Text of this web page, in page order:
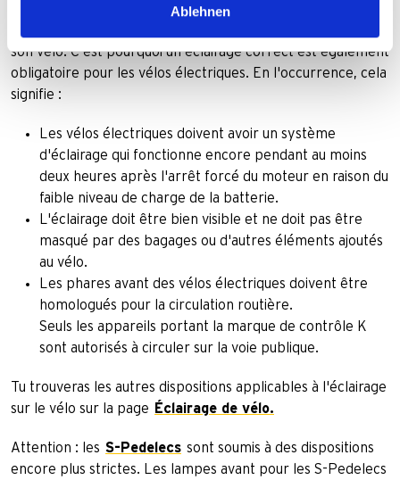
Ablehnen
avant tout une question de bon éclairage. Sans cela, on
son vélo. C'est pourquoi un éclairage correct est également
obligatoire pour les vélos électriques. En l'occurrence, cela
signifie :
Les vélos électriques doivent avoir un système
d'éclairage qui fonctionne encore pendant au moins
deux heures après l'arrêt forcé du moteur en raison du
faible niveau de charge de la batterie.
L'éclairage doit être bien visible et ne doit pas être
masqué par des bagages ou d'autres éléments ajoutés
au vélo.
Les phares avant des vélos électriques doivent être
homologués pour la circulation routière.
Seuls les appareils portant la marque de contrôle K
sont autorisés à circuler sur la voie publique.
Tu trouveras les autres dispositions applicables à l'éclairage
sur le vélo sur la page
Éclairage de vélo.
Attention : les S-Pedelecs sont soumis à des dispositions
encore plus strictes. Les lampes avant pour les S-Pedelecs